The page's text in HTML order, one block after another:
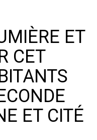
ET
CET
ET CITÉ